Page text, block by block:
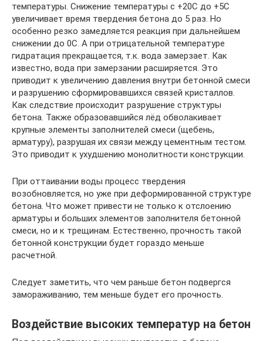
температуры. Снижение температуры с +20С до +5С
увеличивает время твердения бетона до 5 раз. Но
особенно резко замедляется реакция при дальнейшем
снижении до 0С. А при отрицательной температуре
гидратация прекращается, т.к. вода замерзает. Как
известно, вода при замерзании расширяется. Это
приводит к увеличению давления внутри бетонной смеси
и разрушению сформировавшихся связей кристаллов.
Как следствие происходит разрушение структуры
бетона. Также образовавшийся лёд обволакивает
крупные элементы заполнителей смеси (щебень,
арматуру), разрушая их связи между цементным тестом.
Это приводит к ухудшению монолитности конструкции.
При оттаивании воды процесс твердения
возобновляется, но уже при деформированной структуре
бетона. Что может привести не только к отслоению
арматуры и больших элементов заполнителя бетонной
смеси, но и к трещинам. Естественно, прочность такой
бетонной конструкции будет гораздо меньше
расчетной.
Следует заметить, что чем раньше бетон подвергся
замораживанию, тем меньше будет его прочность.
Воздействие высоких температур на бетон